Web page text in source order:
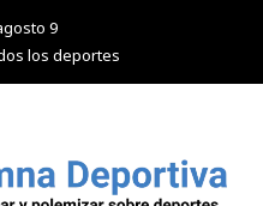
9
los deportes